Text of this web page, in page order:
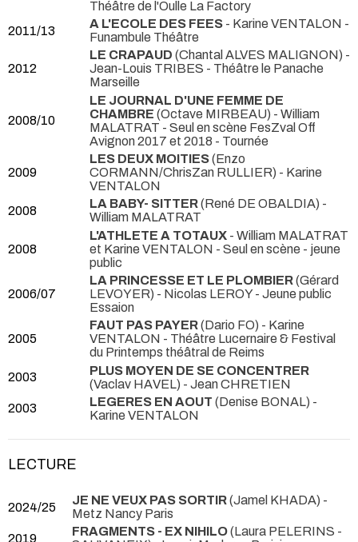
Théâtre de l'Oulle La Factory
2011/13
A L'ECOLE DES FEES - Karine VENTALON -
Funambule Théâtre
2012
LE CRAPAUD (Chantal ALVES MALIGNON) -
Jean-Louis TRIBES - Théâtre le Panache
Marseille
2008/10
LE JOURNAL D'UNE FEMME DE
CHAMBRE (Octave MIRBEAU) - William
MALATRAT - Seul en scène FesZval Off
Avignon 2017 et 2018 - Tournée
2009
LES DEUX MOITIES(Enzo
CORMANN/ChrisZan RULLIER) - Karine
VENTALON
2008
LA BABY- SITTER(René DE OBALDIA) -
William MALATRAT
2008
L'ATHLETE A TOTAUX - William MALATRAT
et Karine VENTALON - Seul en scène - jeune
public
2006/07
LA PRINCESSE ET LE PLOMBIER(Gérard
LEVOYER) - Nicolas LEROY- Jeune public
Essaion
2005
FAUT PAS PAYER(Dario FO) - Karine
VENTALON - Théâtre Lucernaire & Festival
du Printemps théâtral de Reims
2003
PLUS MOYEN DE SE CONCENTRER
(Vaclav HAVEL) - Jean CHRETIEN
2003
LEGERES EN AOUT (Denise BONAL) -
Karine VENTALON
LECTURE
2024/25 JE NE VEUX PAS SORTIR(Jamel KHADA) -
Metz Nancy Paris
2019
FRAGMENTS - EX NIHILO(Laura PELERINS -